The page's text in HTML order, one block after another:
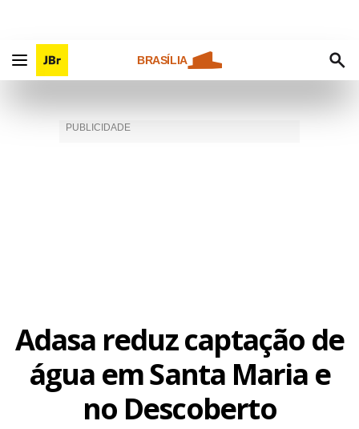
BRASÍLIA
Adasa reduz captação de
água em Santa Maria e
no Descoberto